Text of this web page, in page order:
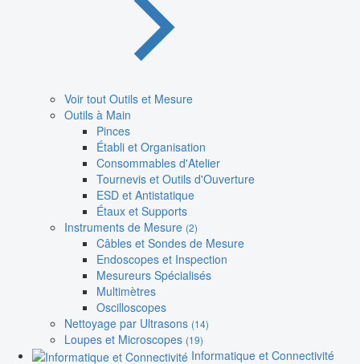
Voir tout Outils et Mesure
Outils à Main
Pinces
Établi et Organisation
Consommables d'Atelier
Tournevis et Outils d'Ouverture
ESD et Antistatique
Étaux et Supports
Instruments de Mesure (2)
Câbles et Sondes de Mesure
Endoscopes et Inspection
Mesureurs Spécialisés
Multimètres
Oscilloscopes
Nettoyage par Ultrasons (14)
Loupes et Microscopes (19)
Informatique et Connectivité